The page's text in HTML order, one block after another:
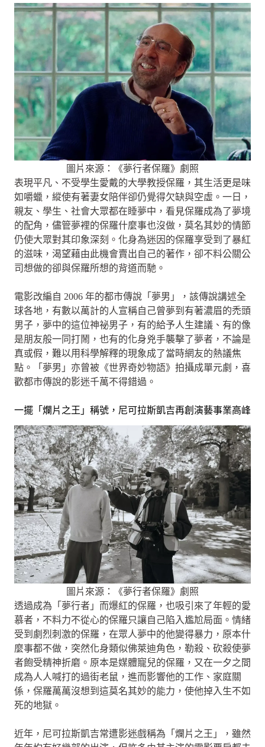
圖片來源：《夢行者保羅》劇照
表現平凡、不受學生愛戴的大學教授保羅，其生活更是味
如嚼蠟，縱使有著妻女陪伴卻仍覺得欠缺與空虛。一日，
親友、學生、社會大眾都在睡夢中，看見保羅成為了夢境
的配角，儘管夢裡的保羅什麼事也沒做，莫名其妙的情節
仍使大眾對其印象深刻。化身為迷因的保羅享受到了暴紅
的滋味，渴望藉由此機會賣出自己的著作，卻不料公關公
司想做的卻與保羅所想的背道而馳。
電影改編自 2006 年的都市傳說「夢男」，該傳說講述全
球各地，有數以萬計的人宣稱自己曾夢到有著濃眉的禿頭
男子，夢中的這位神祕男子，有的給予人生建議、有的像
是朋友般一同打鬧，也有的化身兇手襲擊了夢者，不論是
真或假，難以用科學解釋的現象成了當時網友的熱議焦
點。「夢男」亦曾被《世界奇妙物語》拍攝成單元劇，喜
歡都市傳說的影迷千萬不得錯過。
一擺「爛片之王」稱號，尼可拉斯凱吉再創演藝事業高峰
圖片來源：《夢行者保羅》劇照
透過成為「夢行者」而爆紅的保羅，也吸引來了年輕的愛
慕者，不料力不從心的保羅只讓自己陷入尷尬局面。情緒
受到劇烈刺激的保羅，在眾人夢中的他變得暴力，原本什
麼事都不做，突然化身類似佛萊迪角色，勒殺、砍殺使夢
者飽受精神折磨。原本是媒體寵兒的保羅，又在一夕之間
成為人人喊打的過街老鼠，進而影響他的工作、家庭關
係，保羅萬萬沒想到這莫名其妙的能力，使他掉入生不如
死的地獄。
近年，尼可拉斯凱吉常遭影迷戲稱為「爛片之王」，雖然